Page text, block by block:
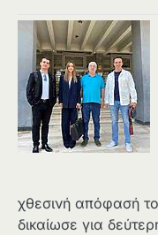
χθεσινή απόφασή
δικαίωσε για